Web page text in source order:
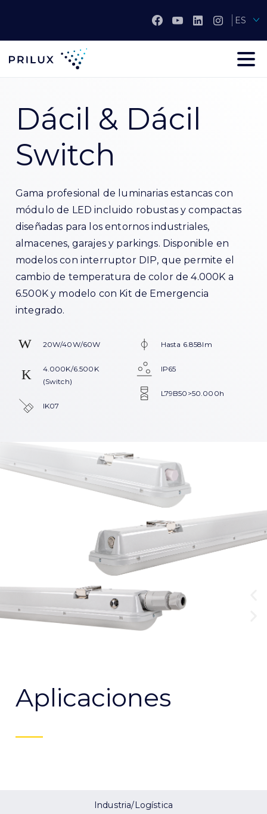
ES
Dácil & Dácil
Switch
Gama profesional de luminarias estancas con
módulo de LED incluido robustas y compactas
diseñadas para los entornos industriales,
almacenes, garajes y parkings. Disponible en
modelos con interruptor DIP, que permite el
cambio de temperatura de color de 4.000K a
6.500K y modelo con Kit de Emergencia
integrado.
20W/40W/60W
4.000K/6.500K
(Switch)
IK07
Hasta 6.858lm
IP65
L79B50>50.000h
Aplicaciones
Industria/Logística